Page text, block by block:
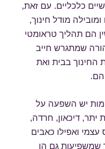
כלכליים. עם זאת,
מודל חינוך,
הם תהליך טראומטי
שמתגרש חייב
החינוך בבית ואת
יש השפעה על
יתר, דיכאון, חרדה,
ואפילו כאבים
שמשפיעות גם הן